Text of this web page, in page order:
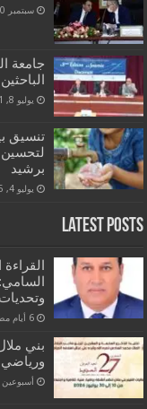
سبتمبر 20, 2021
جامعة
يوليو 8, 2021
تنسيق
لتحسين
برشيد
يوليو 4, 2025
Latest Posts
‏6 أيام مضت
بني
ورياضي